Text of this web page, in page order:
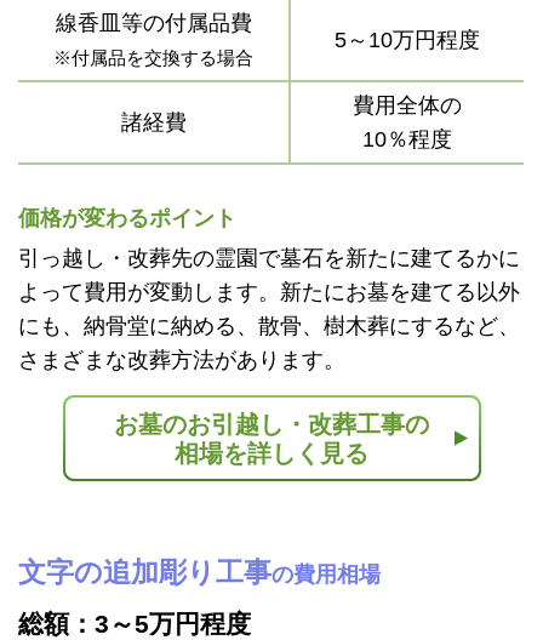
線香皿等の付属品費
※付属品を交換する場合
5～10万円程度
諸経費
費用全体の
10％程度
価格が変わるポイント
引っ越し・改葬先の霊園で墓石を新たに建てるかに
よって費用が変動します。新たにお墓を建てる以外
にも、納骨堂に納める、散骨、樹木葬にするなど、
さまざまな改葬方法があります。
お墓のお引越し・改葬工事の
相場を詳しく見る
文字の追加彫り工事の費用相場
総額：3～5万円程度